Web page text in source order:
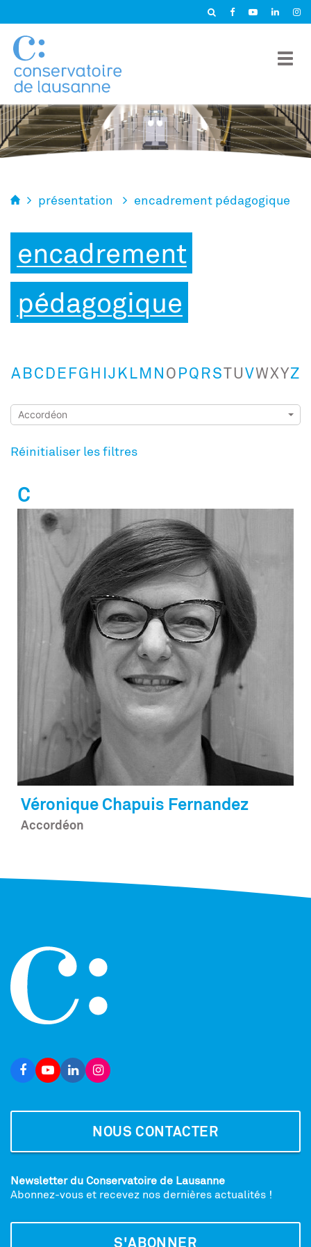
présentation encadrement pédagogique
encadrement
pédagogique
ABCDEFGH IJKLMNOPQRSTUVWXYZ
Réinitialiser les filtres
C
Véronique Chapuis Fernandez
Accordéon
NOUS CONTACTER
Newsletter du Conservatoire de Lausanne
Abonnez-vous et recevez nos dernières actualités !
S'ABONNER